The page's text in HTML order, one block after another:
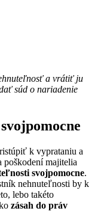
a vrátiť ju
súd o nariadenie
k vyprataniu a
poškodení majitelia
svojpomocne.
nehnuteľnosti by k
lebo takéto
zásah do práv